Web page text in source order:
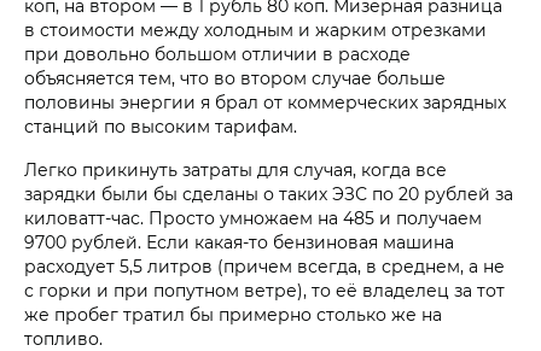
коп, на втором — в 1 рубль 80 коп. Мизерная разница
в стоимости между холодным и жарким отрезками
при довольно большом отличии в расходе
объясняется тем, что во втором случае больше
половины энергии я брал от коммерческих зарядных
станций по высоким тарифам.
Легко прикинуть затраты для случая, когда все
зарядки были бы сделаны о таких ЭЗС по 20 рублей за
киловатт-час. Просто умножаем на 485 и получаем
9700 рублей. Если какая-то бензиновая машина
расходует 5,5 литров (причем всегда, в среднем, а не
с горки и при попутном ветре), то её владелец за тот
же пробег тратил бы примерно столько же на
топливо.